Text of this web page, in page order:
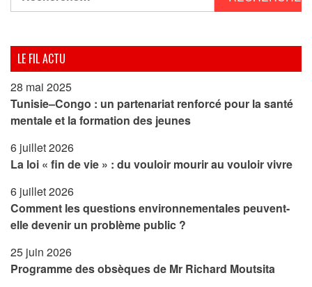
LE FIL ACTU
28 mai 2025
Tunisie–Congo : un partenariat renforcé pour la santé
mentale et la formation des jeunes
6 juillet 2026
La loi « fin de vie » : du vouloir mourir au vouloir vivre
6 juillet 2026
Comment les questions environnementales peuvent-
elle devenir un problème public ?
25 juin 2026
Programme des obsèques de Mr Richard Moutsita